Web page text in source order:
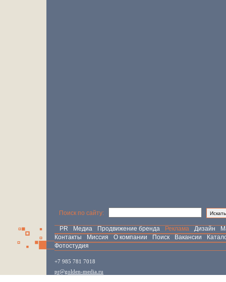
Поиск по сайту:
PR Медиа Продвижение бренда Реклама Дизайн
Контакты
Миссия О компании Поиск Вакансии
Фотостудия
+7 985 781 7018
pr@golden-media.ru